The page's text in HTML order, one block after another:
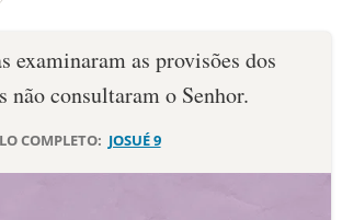
examinaram as provisões dos
não consultaram o Senhor.
COMPLETO: JOSUÉ 9